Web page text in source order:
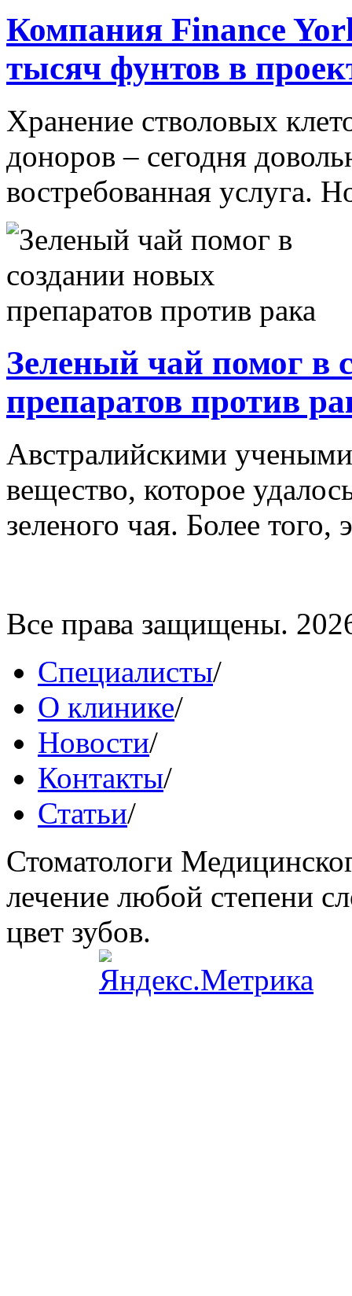
Компания Finance
тысяч фунтов в
Хранение стволовых
доноров – сегодня
востребованная услуга.
Зеленый чай помог в
препаратов против
Австралийскими
вещество, которое
зеленого чая. Более
Все права защищены.
Специалисты/
О клинике/
Новости/
Контакты/
Статьи/
Стоматологи
лечение любой степени
цвет зубов.